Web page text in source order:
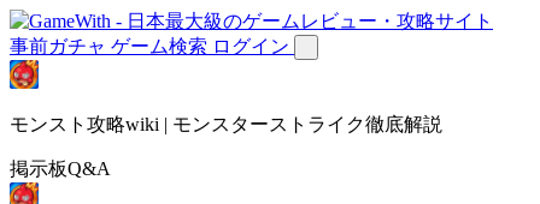
事前ガチャ ゲーム検索 ログイン
モンスト攻略wiki | モンスターストライク徹底解説
掲示板Q&A